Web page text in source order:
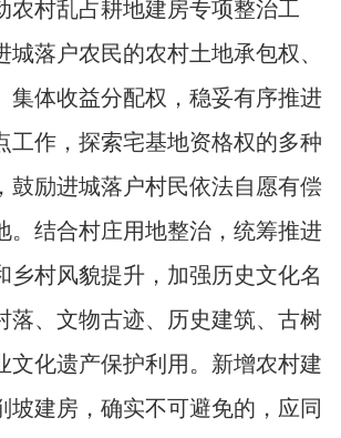
农村乱占耕地建房专项整治工
城落户农民的农村土地承包权、
集体收益分配权，稳妥有序推进
工作，探索宅基地资格权的多种
鼓励进城落户村民依法自愿有偿
。结合村庄用地整治，统筹推进
乡村风貌提升，加强历史文化名
落、文物古迹、历史建筑、古树
文化遗产保护利用。新增农村建
坡建房，确实不可避免的，应同